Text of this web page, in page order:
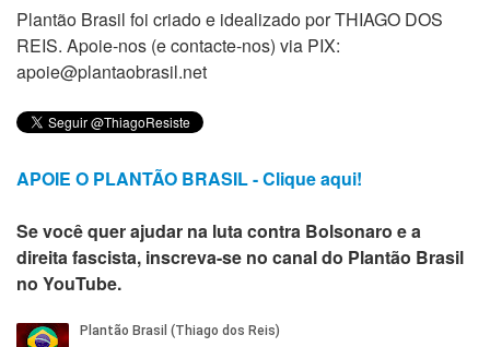
Plantão Brasil foi criado e idealizado por THIAGO DOS
REIS. Apoie-nos (e contacte-nos) via PIX:
apoie@plantaobrasil.net
APOIE O PLANTÃO BRASIL - Clique aqui!
Se você quer ajudar na luta contra Bolsonaro e a
direita fascista, inscreva-se no canal do Plantão Brasil
no YouTube.